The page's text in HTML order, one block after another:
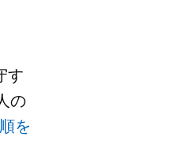
す
の
を